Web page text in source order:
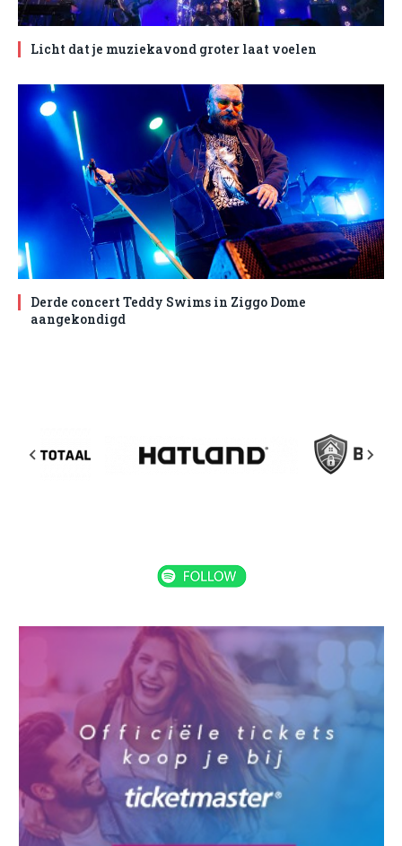
Licht dat je muziekavond groter laat voelen
Derde concert Teddy Swims in Ziggo Dome
aangekondigd